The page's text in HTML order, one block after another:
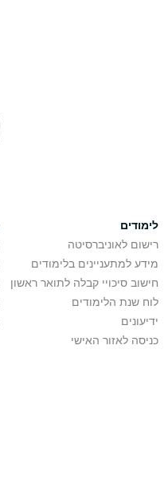
לימודים
רישום לאוניברסיטה
מידע למתעניינים בלימודים
חישוב סיכויי קבלה לתואר ראשון
לוח שנת הלימודים
ידיעונים
כניסה לאזור האישי